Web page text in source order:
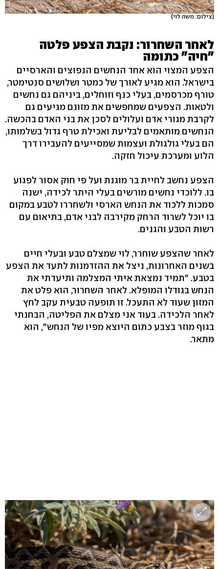
(צילום: משה לוי)
לאחר השחרור: נקבת הצפע פלטה
"חיה" כתומה
הצפע המצוי הוא אחד הנחשים הנפוצים והארסיים
בישראל. הוא מגיע לאורך של כמטר ושלושים סנטימטר,
טורף מכרסמים, בעלי כנף וזוחלים, ביניהם גם נחשים
ולטאות. הצפעים שמחפשים את מזונם מגיעים גם
לקרבת מגורי אדם ועלולים לסכן את בני האדם בהכשה.
הנחשים מותאמים לבליעת ואכילת טרף גדול בשלמותו,
הם בעלי גולגולת ועצמות שמסייעים להעבירו דרך
הלוע ומערכת עיכול חזקה.
הצפע נחשב לחיית בר מוגנת ועל פי חוק אסור לפגוע
בו. ללוכדי נחשים מורשים בעלי היתר לכידה, ישנה
סמכות ללכוד את הנחש הארסי ולשחררו לטבע במקום
בו יוכל לשרוד הרחק מקירבה לבני אדם, בתיאום עם
רשות הטבע והגנים.
לאחר שהצפע שוחרר, לוי שמצלם טבע ובעלי חיים
בשנים האחרונות, ניצל את ההזדמנות לתעד את הצפע
בטבע. "תמיד נמצאת איתי המצלמה ותיעדתי את
הנחש בגודלו המופלא. לאחר השחרור, הוא פלט את
המזון שעוד לא התעכל. זו תופעה טבעית עקב לחץ
לאחר הלכידה. בעוד אני מצלם את הפליטה, הבחנתי
בגוף מוזר בצבע כתום היוצא מפיו של הנחש", הוא
מתאר.